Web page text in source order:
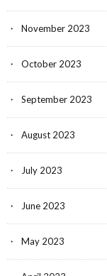
November 2023
October 2023
September 2023
August 2023
July 2023
June 2023
May 2023